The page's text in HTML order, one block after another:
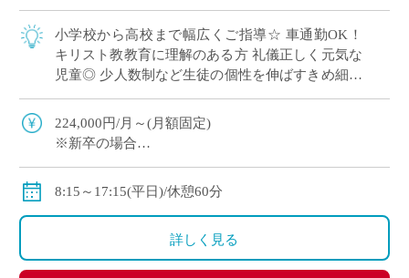
小学校から高校まで幅広くご指導☆ 車通勤OK！
キリスト教教育に理解のある方 礼儀正しく元気な
児童◎ 少人数制など生徒の個性を伸ばすきめ細や
224,000円/月～(月額固定)
※新卒の場合
8:15～17:15(平日)/休憩60分
詳しく見る